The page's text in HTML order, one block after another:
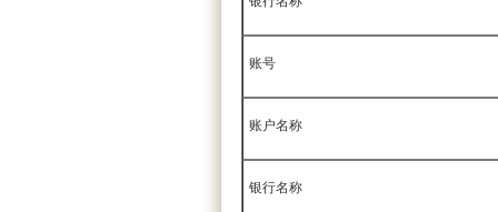
账号
账户名称
银行名称